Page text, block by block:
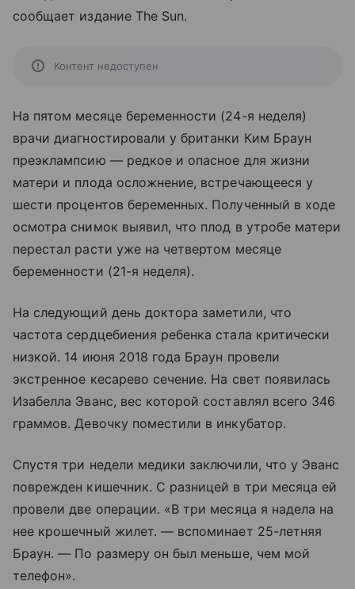
сообщает издание The Sun.
Контент недоступен
На пятом месяце беременности (24-я неделя)
врачи диагностировали у британки Ким Браун
преэклампсию — редкое и опасное для жизни
матери и плода осложнение, встречающееся у
шести процентов беременных. Полученный в ходе
осмотра снимок выявил, что плод в утробе матери
перестал расти уже на четвертом месяце
беременности (21-я неделя).
На следующий день доктора заметили, что
частота сердцебиения ребенка стала критически
низкой. 14 июня 2018 года Браун провели
экстренное кесарево сечение. На свет появилась
Изабелла Эванс, вес которой составлял всего 346
граммов. Девочку поместили в инкубатор.
Спустя три недели медики заключили, что у Эванс
поврежден кишечник. С разницей в три месяца ей
провели две операции. «В три месяца я надела на
нее крошечный жилет. — вспоминает 25-летняя
Браун. — По размеру он был меньше, чем мой
телефон».